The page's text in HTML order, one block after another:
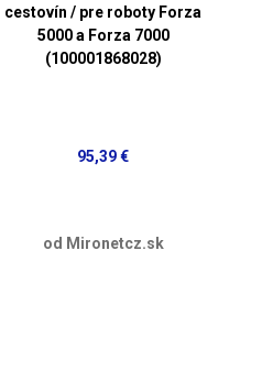
cestovín / pre roboty Forza
5000 a Forza 7000
(100001868028)
95,39 €
od Mironetcz.sk